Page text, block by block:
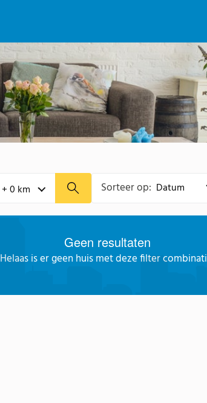
Sorteer op:
Geen resultaten
Helaas is er geen huis met deze filter